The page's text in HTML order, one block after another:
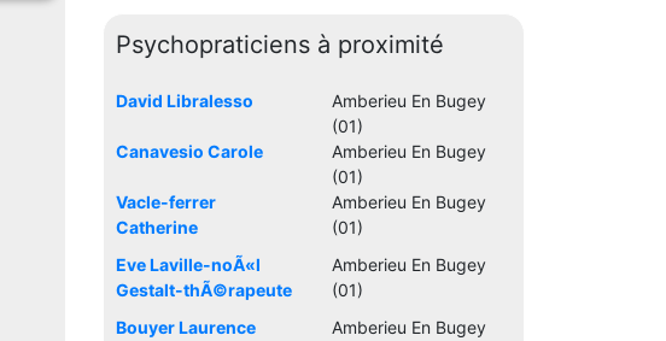
Psychopraticiens à proximité
David Libralesso
Amberieu En Bugey
(01)
Canavesio Carole
Amberieu En Bugey
(01)
Vacle-ferrer
Catherine
Amberieu En Bugey
(01)
Eve Laville-noÃ«l
Gestalt-thÃ©rapeute
Amberieu En Bugey
(01)
Bouyer Laurence
Amberieu En Bugey